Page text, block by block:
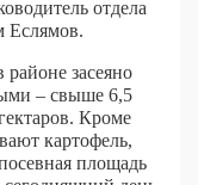
отдела
Еслямов.
засеяно
– свыше 6,5
Кроме
картофель,
площадь